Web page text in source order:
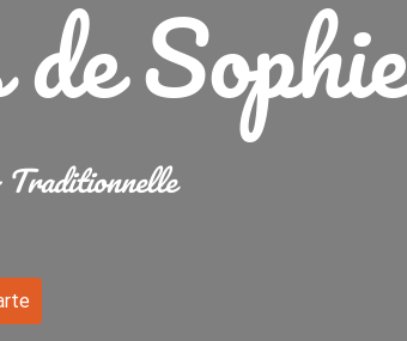
Sophie
Traditionnelle